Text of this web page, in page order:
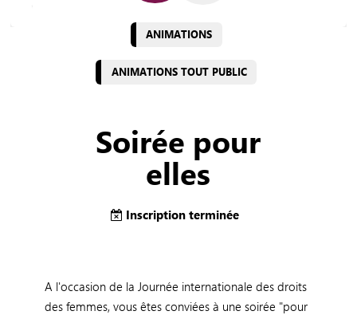
ANIMATIONS
ANIMATIONS TOUT PUBLIC
Soirée pour
elles
Inscription terminée
A l'occasion de la Journée internationale des droits
des femmes, vous êtes conviées à une soirée "pour